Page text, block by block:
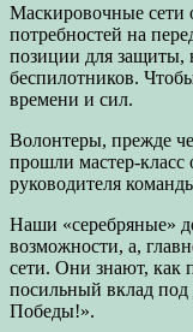
Маскировочные сети
потребностей на
позиции для защиты,
беспилотников.
времени и сил.
Волонтеры, прежде
прошли мастер-
руководителя
Наши «серебряные»
возможности, а,
сети. Они знают, как
посильный вклад под
Победы!».